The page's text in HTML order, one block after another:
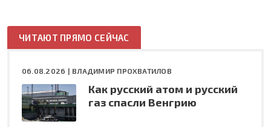
ЧИТАЮТ ПРЯМО СЕЙЧАС
06.08.2026 | ВЛАДИМИР ПРОХВАТИЛОВ
Как русский атом и русский
газ спасли Венгрию